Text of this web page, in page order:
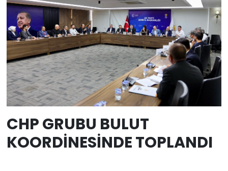
CHP GRUBU BULUT
KOORDİNESİNDE TOPLANDI